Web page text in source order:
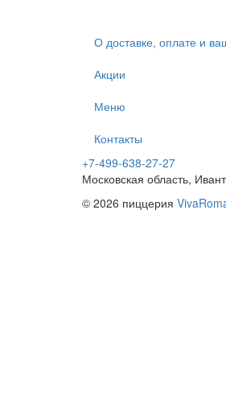
О доставке, оплате и
Акции
Меню
Контакты
+7-499-638-27-27
Московская область,
© 2026 пиццерия